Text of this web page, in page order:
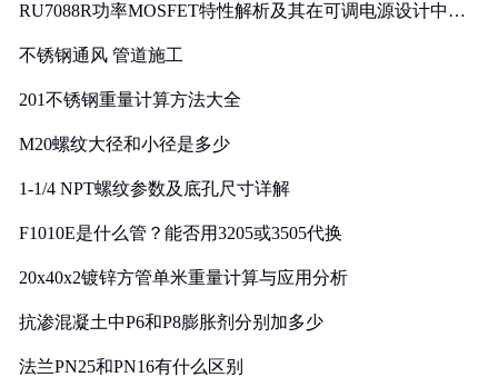
RU7088R功率MOSFET特性解析及其在可调电源设计中的
不锈钢通风 管道施工
201不锈钢重量计算方法大全
M20螺纹大径和小径是多少
1-1/4 NPT螺纹参数及底孔尺寸详解
F1010E是什么管？能否用3205或3505代换
20x40x2镀锌方管单米重量计算与应用分析
抗渗混凝土中P6和P8膨胀剂分别加多少
法兰PN25和PN16有什么区别